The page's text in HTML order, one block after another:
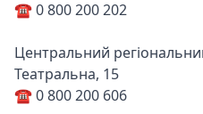
☎️ 0 800 200 202
Центральний
Театральна, 15
☎️ 0 800 200 606